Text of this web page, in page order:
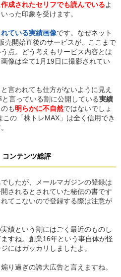
作成されたセリフでも読んでいるよ
った印象を受けます。
ている実績画像です。なぜネット
売開始直後のサービスが、ここまで
点。どう考えもサービス内容とは
像は全て1月19日に撮影されてい
言われても仕方がないように見え
と言っている割に公開している実績
も明らかに不自然ではないでしょ
の「株トレMAX」は全く信用でき
コンテンツ総評
したが、メールマガジンの登録は
されるとされていた秘伝の書です
てこないので登録する際は注意が
績という割にはごく最近のものし
すね。創業16年という事自体が怪
にはガッカリしましたよ。
り過ぎの誇大広告と言えますね。